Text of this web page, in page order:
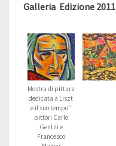
Galleria Edizione 2011
Mostra di pittura
dedicata a Liszt
e il suo tempo”
pittori Carlo
Gentili e
Francesco